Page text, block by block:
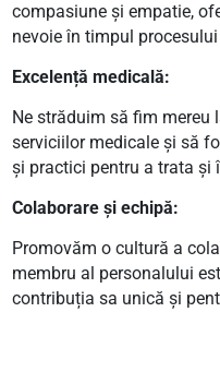
compasiune și empatie,
nevoie în timpul
Excelență medicală:
Ne străduim să fim
serviciilor medicale și să
și practici pentru a trata și
Colaborare și echipă:
Promovăm o cultură a
membru al personalului
contribuția sa unică și